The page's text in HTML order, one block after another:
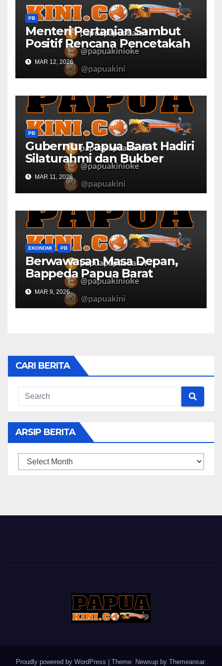
PB
Menteri Pertanian Sambut
Positif Rencana Pencetakah
Sawah dan Ladang di Papua
Barat
MAR 12, 2026
PB
Gubernur Papua Barat Hadiri
Silaturahmi dan Bukber
Bersama DPR RI dan
Mendagri di IPDN
MAR 11, 2026
EKONOMI PB
Berwawasan Masa Depan,
Bappeda Papua Barat
Konsultasi Publik RKPD 2027
MAR 9, 2026
CARI BERITA
ARSIP BERITA
ARSIP
Proudly powered by WordPress Theme: Newsup by Themeansar.